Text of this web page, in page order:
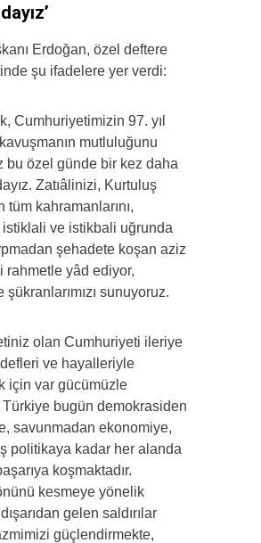
Erdoğan, özel deftere
şu ifadelere yer verdi:
Cumhuriyetimizin 97. yıl
mutluluğunu
bu özel günde bir kez daha
Zatıâlinizi, Kurtuluş
tüm kahramanlarını,
ve istikbali uğrunda
şehadete koşan aziz
rahmetle yâd ediyor,
sunuyoruz.
olan Cumhuriyeti ileriye
ve hayalleriyle
için var gücümüzle
Türkiye bugün demokrasiden
savunmadan ekonomiye,
politikaya kadar her alanda
koşmaktadır.
kesmeye yönelik
gelen saldırılar
güçlendirmekte,